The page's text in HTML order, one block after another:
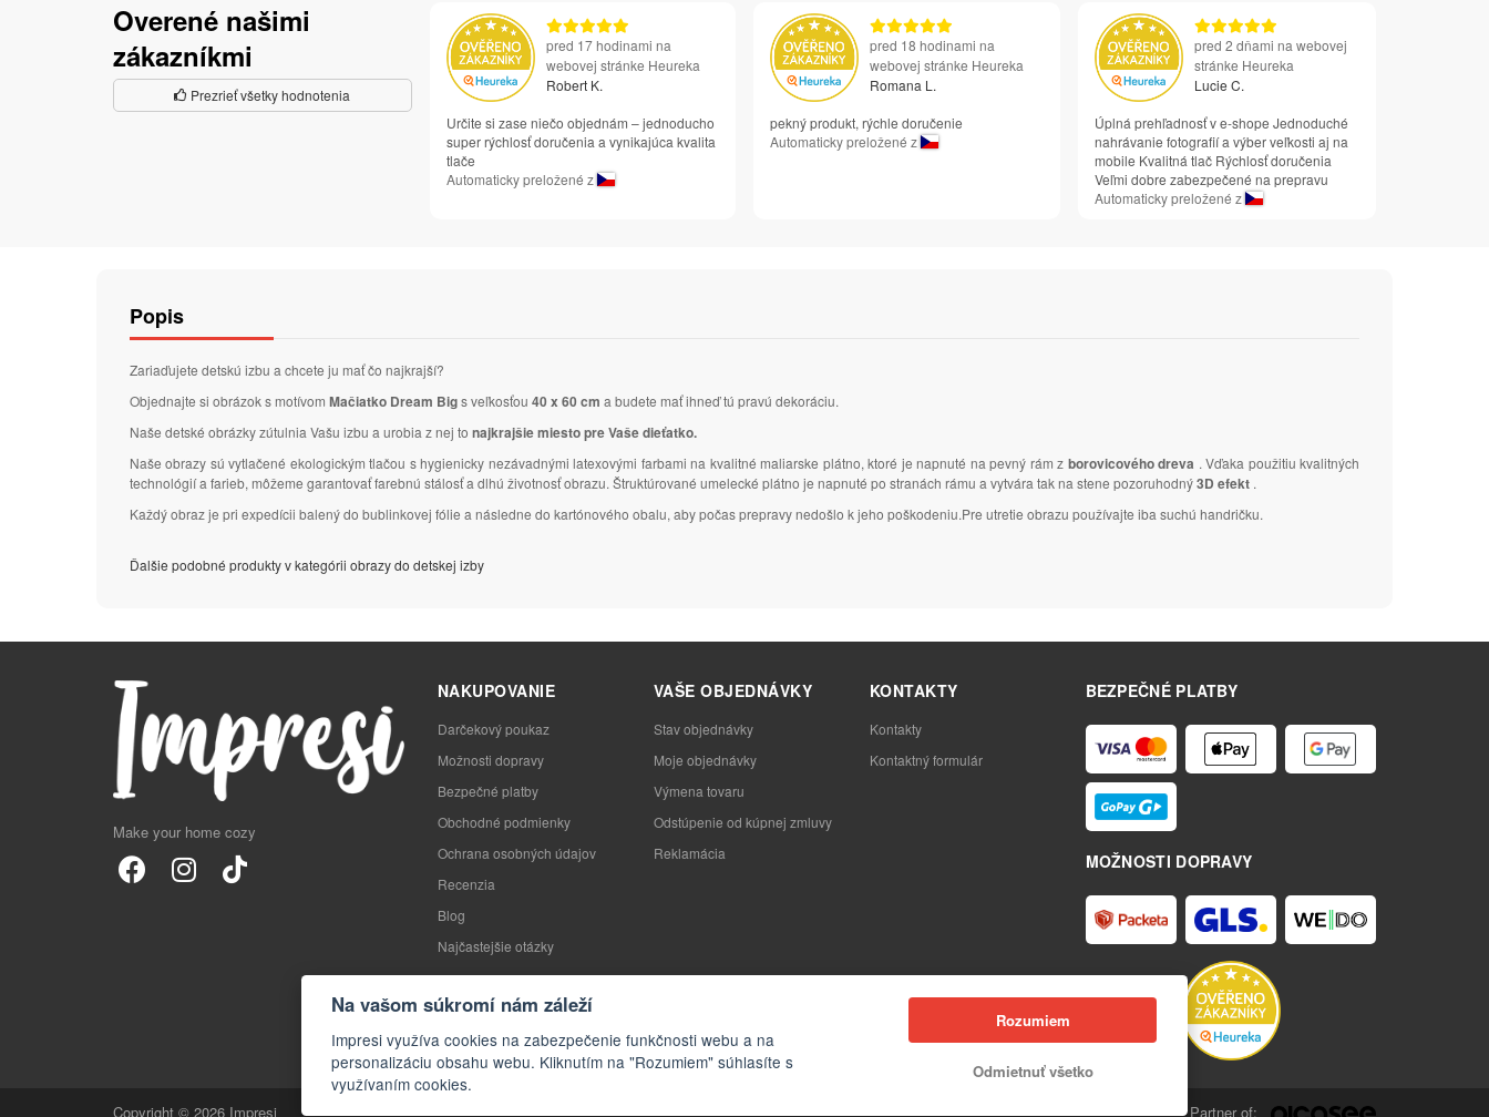
Overené našimi
zákazníkmi
Prezrieť všetky hodnotenia
pred 17 hodinami na
webovej stránke Heureka
Robert K.
Určite si zase niečo objednám – jednoducho
super rýchlosť doručenia a vynikajúca kvalita
tlače
Automaticky preložené z
pred 18 hodinami na
webovej stránke Heureka
Romana L.
pekný produkt, rýchle doručenie
Automaticky preložené z
pred 2 dňami na webovej
stránke Heureka
Lucie C.
Úplná prehľadnosť v e-shope Jednoduché
nahrávanie fotografií a výber veľkosti aj na
mobile Kvalitná tlač Rýchlosť doručenia
Veľmi dobre zabezpečené na prepravu
Automaticky preložené z
Popis
Zariaďujete detskú izbu a chcete ju mať čo najkrajší?
Objednajte si obrázok s motívom Mačiatko Dream Bigs veľkosťou 40 x 60 cm a budete mať ihneď tú pravú dekoráciu.
Naše detské obrázky zútulnia Vašu izbu a urobia z nej to najkrajšie miesto pre Vaše dieťatko.
Naše obrazy sú vytlačené ekologickým tlačou s hygienicky nezávadnými latexovými farbami na kvalitné maliarske plátno, ktoré je napnuté na pevný rám z borovicového dreva . Vďaka použitiu kvalitných
technológií a farieb, môžeme garantovať farebnú stálosť a dlhú životnosť obrazu. Štruktúrované umelecké plátno je napnuté po stranách rámu a vytvára tak na stene pozoruhodný3D efekt .
Každý obraz je pri expedícii balený do bublinkovej fólie a následne do kartónového obalu, aby počas prepravy nedošlo k jeho poškodeniu.Pre utretie obrazu používajte iba suchú handričku.
Ďalšie podobné produkty v kategórii obrazy do detskej izby
Make your home cozy
BEZPEČNÉ PLATBY
MOŽNOSTI DOPRAVY
NAKUPOVANIE
Darčekový poukaz
Možnosti dopravy
Bezpečné platby
Obchodné podmienky
Ochrana osobných údajov
Recenzia
Blog
Najčastejšie otázky
VAŠE OBJEDNÁVKY
Stav objednávky
Moje objednávky
Výmena tovaru
Odstúpenie od kúpnej zmluvy
Reklamácia
KONTAKTY
Kontakty
Kontaktný formulár
Copyright © 2026 Impresi Partner of:
Na vašom súkromí nám záleží
Impresi využíva cookies na zabezpečenie funkčnosti webu a na
personalizáciu obsahu webu. Kliknutím na "Rozumiem" súhlasíte s
využívaním cookies.
Rozumiem
Odmietnuť všetko